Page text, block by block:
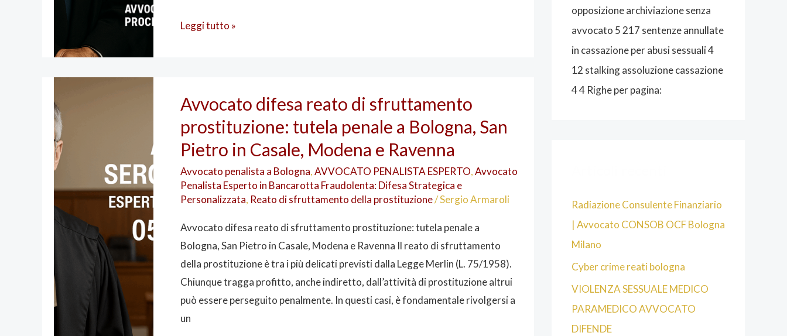
Leggi tutto »
Avvocato difesa reato di sfruttamento
prostituzione: tutela penale a Bologna, San
Pietro in Casale, Modena e Ravenna
Avvocato penalista a Bologna,AVVOCATO PENALISTA ESPERTO,Avvocato
Penalista Esperto in Bancarotta Fraudolenta: Difesa Strategica e
Personalizzata, Reato di sfruttamento della prostituzione/Sergio Armaroli
Avvocato difesa reato di sfruttamento prostituzione: tutela penale a
Bologna, San Pietro in Casale, Modena e Ravenna Il reato di sfruttamento
della prostituzione è tra i più delicati previsti dalla Legge Merlin (L. 75/1958).
Chiunque tragga profitto, anche indiretto, dall’attività di prostituzione altrui
può essere perseguito penalmente. In questi casi, è fondamentale rivolgersi a
un
difesa
reato
di
sfruttamento
prostituzione:
tutela
a
Bologna,
San
Pietro
in
Casale,
O
G
N
A
opposizione archiviazione senza
avvocato 5 217 sentenze annullate
in cassazione per abusi sessuali 4
12 stalking assoluzione cassazione
4 4 Righe per pagina:
Radiazione Consulente Finanziario
| Avvocato CONSOB OCF Bologna
Milano
Cyber crime reati bologna
VIOLENZA SESSUALE MEDICO
PARAMEDICO AVVOCATO
DIFENDE